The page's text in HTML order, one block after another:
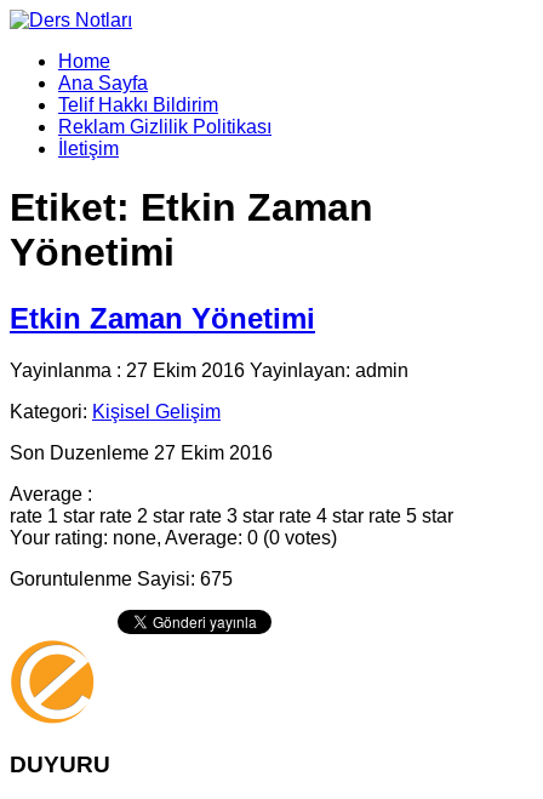
Home
Ana Sayfa
Telif Hakkı Bildirim
Reklam Gizlilik Politikası
İletişim
Etiket: Etkin Zaman
Yönetimi
Etkin Zaman Yönetimi
Yayinlanma : 27 Ekim 2016 Yayinlayan: admin
Kategori: Kişisel Gelişim
Son Duzenleme 27 Ekim 2016
Average :
rate 1 star rate 2 star rate 3 star rate 4 star rate 5 star
Your rating: none, Average: 0 (0 votes)
Goruntulenme Sayisi: 675
DUYURU